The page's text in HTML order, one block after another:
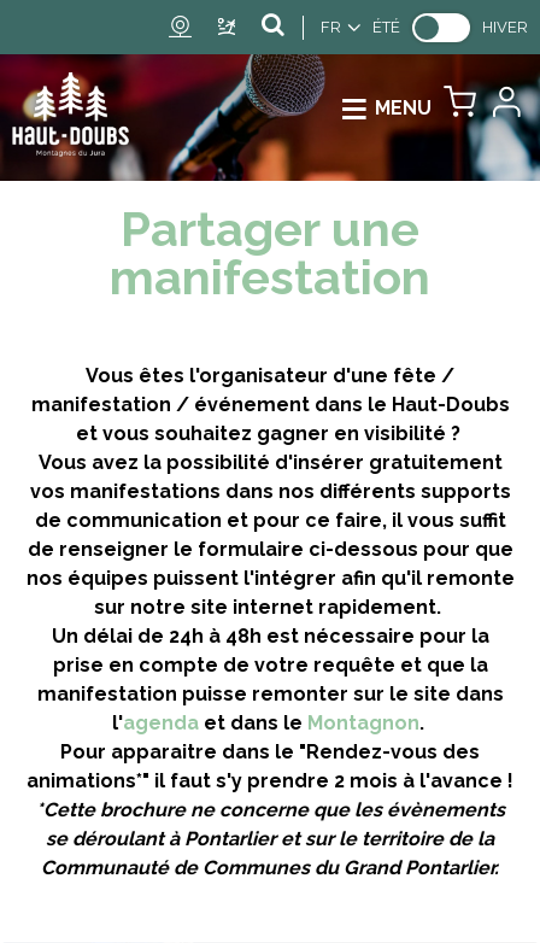
FR ÉTÉ HIVER
MENU
Partager une
manifestation
Vous êtes l'organisateur d'une fête /
manifestation / événement dans le Haut-Doubs
et vous souhaitez gagner en visibilité ?
Vous avez la possibilité d'insérer gratuitement
vos manifestations dans nos différents supports
de communication et pour ce faire, il vous suffit
de renseigner le formulaire ci-dessous pour que
nos équipes puissent l'intégrer afin qu'il remonte
sur notre site internet rapidement.
Un délai de 24h à 48h est nécessaire pour la
prise en compte de votre requête et que la
manifestation puisse remonter sur le site dans
l'agendaet dans le Montagnon.
Pour apparaitre dans le "Rendez-vous des
animations*" il faut s'y prendre 2 mois à l'avance !
*Cette brochure ne concerne que les évènements
se déroulant à Pontarlier et sur le territoire de la
Communauté de Communes du Grand Pontarlier.